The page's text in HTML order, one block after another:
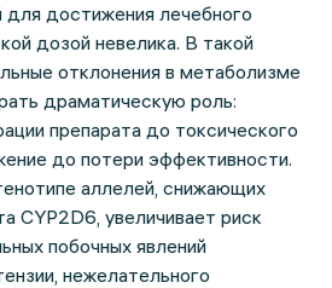
достижения лечебного
дозой невелика. В такой
отклонения в метаболизме
драматическую роль:
препарата до токсического
до потери эффективности.
аллелей, снижающих
CYP2D6, увеличивает риск
побочных явлений
нежелательного